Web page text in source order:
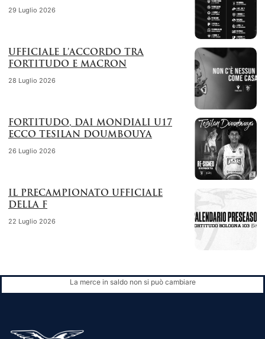
29 Luglio 2026
UFFICIALE L’ACCORDO TRA
FORTITUDO E MACRON
28 Luglio 2026
FORTITUDO, DAI MONDIALI U17
ECCO TESILAN DOUMBOUYA
26 Luglio 2026
IL PRECAMPIONATO UFFICIALE
DELLA F
22 Luglio 2026
La merce in saldo non si può cambiare